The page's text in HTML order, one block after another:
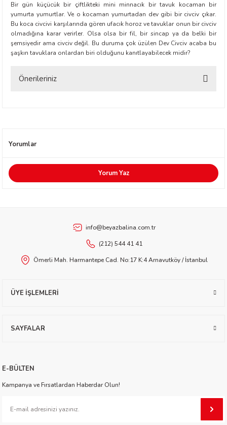
Bir gün küçücük bir çiftlikteki mini minnacık bir tavuk kocaman bir
yumurta yumurtlar. Ve o kocaman yumurtadan dev gibi bir civciv çıkar.
Bu koca civcivi karşılarında gören ufacık horoz ve tavuklar onun bir civciv
olmadığına karar verirler. Olsa olsa bir fil, bir sincap ya da belki bir
şemsiyedir ama civciv değil. Bu duruma çok üzülen Dev Civciv acaba bu
şaşkın tavuklara onlardan biri olduğunu kanıtlayabilecek midir?
Önerileriniz
Ürün açıklamasında eksik bilgiler bulunuyor.
Yorumlar
Yorum Yaz
info@beyazbalina.com.tr
(212) 544 41 41
Ömerli Mah. Harmantepe Cad. No:17 K:4 Arnavutköy / İstanbul
ÜYE İŞLEMLERİ
SAYFALAR
E-BÜLTEN
Kampanya ve Fırsatlardan Haberdar Olun!